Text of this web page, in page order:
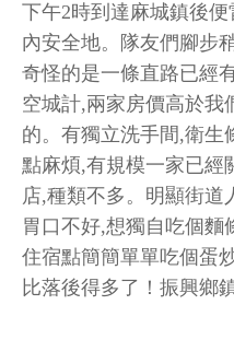
下午2時到達麻城鎮後
內安全地。隊友們腳步
奇怪的是一條直路已經
空城計,兩家房價高於我
的。有獨立洗手間,衛生
點麻煩,有規模一家已經
店,種類不多。明顯街道
胃口不好,想獨自吃個麵
住宿點簡簡單單吃個蛋
比落後得多了！振興鄉